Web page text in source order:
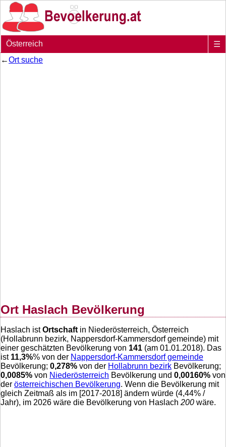
Österreich
☰
←Ort suche
Ort Haslach Bevölkerung
Haslach istOrtschaft in Niederösterreich, Österreich
(Hollabrunn bezirk, Nappersdorf-Kammersdorf gemeinde) mit
einer geschätzten Bevölkerung von 141 (am 01.01.2018). Das
ist 11,3%% von der Nappersdorf-Kammersdorf gemeinde
Bevölkerung; 0,278% von der Hollabrunn bezirk Bevölkerung;
0,0085% von Niederösterreich Bevölkerung und 0,00160% von
der österreichischen Bevölkerung. Wenn die Bevölkerung mit
gleich Zeitmaß als im [2017-2018] ändern würde (4,44% /
Jahr), im 2026 wäre die Bevölkerung von Haslach 200 wäre.